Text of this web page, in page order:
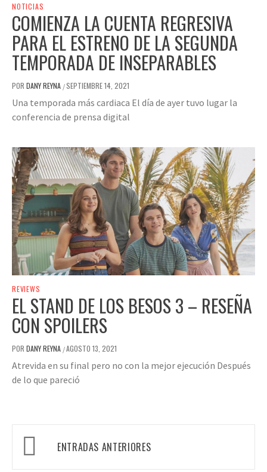
NOTICIAS
COMIENZA LA CUENTA REGRESIVA
PARA EL ESTRENO DE LA SEGUNDA
TEMPORADA DE INSEPARABLES
POR DANY REYNA /SEPTIEMBRE 14, 2021
Una temporada más cardiaca El día de ayer tuvo lugar la
conferencia de prensa digital
REVIEWS
EL STAND DE LOS BESOS 3 – RESEÑA
CON SPOILERS
POR DANY REYNA /AGOSTO 13, 2021
Atrevida en su final pero no con la mejor ejecución Después
de lo que pareció
Navegación
de ENTRADAS ANTERIORES